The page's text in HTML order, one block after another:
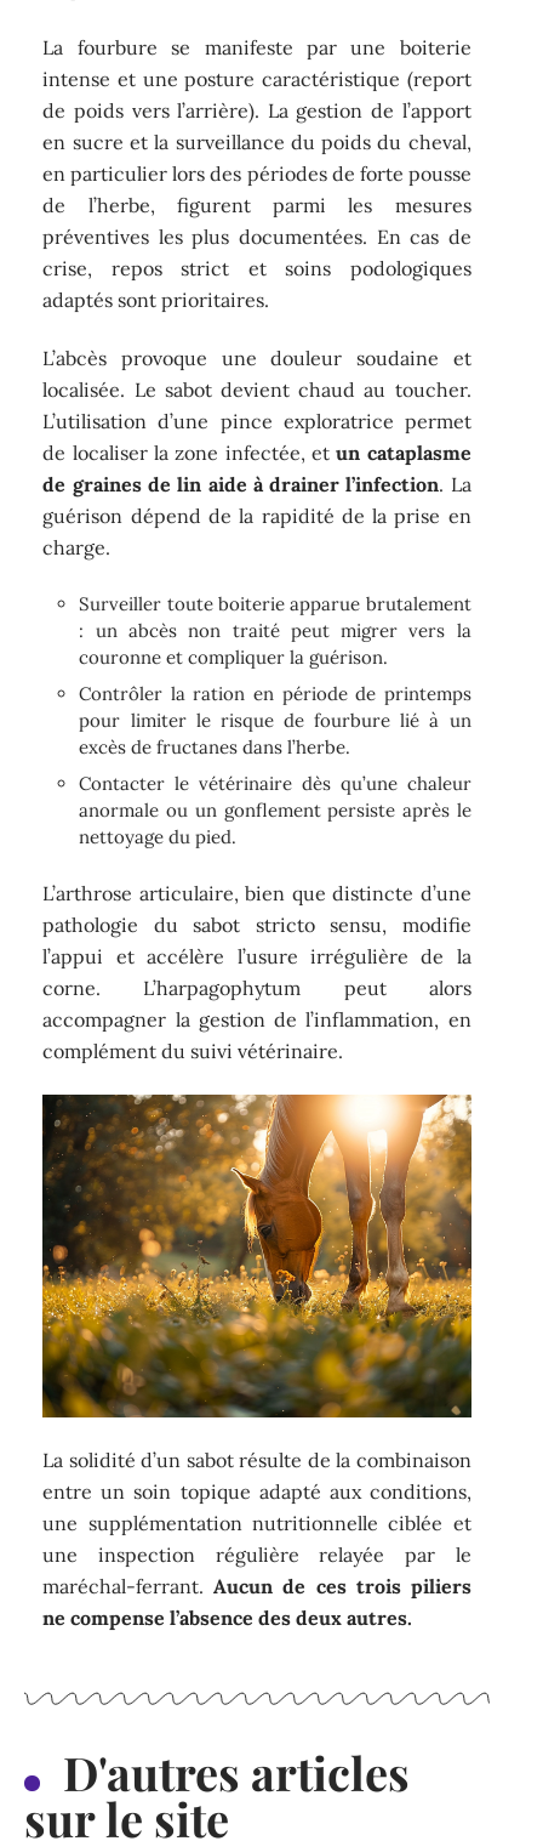
La fourbure se manifeste par une boiterie
intense et une posture caractéristique (report
de poids vers l’arrière). La gestion de l’apport
en sucre et la surveillance du poids du cheval,
en particulier lors des périodes de forte pousse
de l’herbe, figurent parmi les mesures
préventives les plus documentées. En cas de
crise, repos strict et soins podologiques
adaptés sont prioritaires.
L’abcès provoque une douleur soudaine et
localisée. Le sabot devient chaud au toucher.
L’utilisation d’une pince exploratrice permet
de localiser la zone infectée, etun cataplasme
de graines de lin aide à drainer l’infection. La
guérison dépend de la rapidité de la prise en
charge.
Surveiller toute boiterie apparue brutalement
: un abcès non traité peut migrer vers la
couronne et compliquer la guérison.
Contrôler la ration en période de printemps
pour limiter le risque de fourbure lié à un
excès de fructanes dans l’herbe.
Contacter le vétérinaire dès qu’une chaleur
anormale ou un gonflement persiste après le
nettoyage du pied.
L’arthrose articulaire, bien que distincte d’une
pathologie du sabot stricto sensu, modifie
l’appui et accélère l’usure irrégulière de la
corne. L’harpagophytum peut alors
accompagner la gestion de l’inflammation, en
complément du suivi vétérinaire.
La solidité d’un sabot résulte de la combinaison
entre un soin topique adapté aux conditions,
une supplémentation nutritionnelle ciblée et
une inspection régulière relayée par le
maréchal-ferrant.Aucun de ces trois piliers
ne compense l’absence des deux autres.
D'autres articles
sur le site